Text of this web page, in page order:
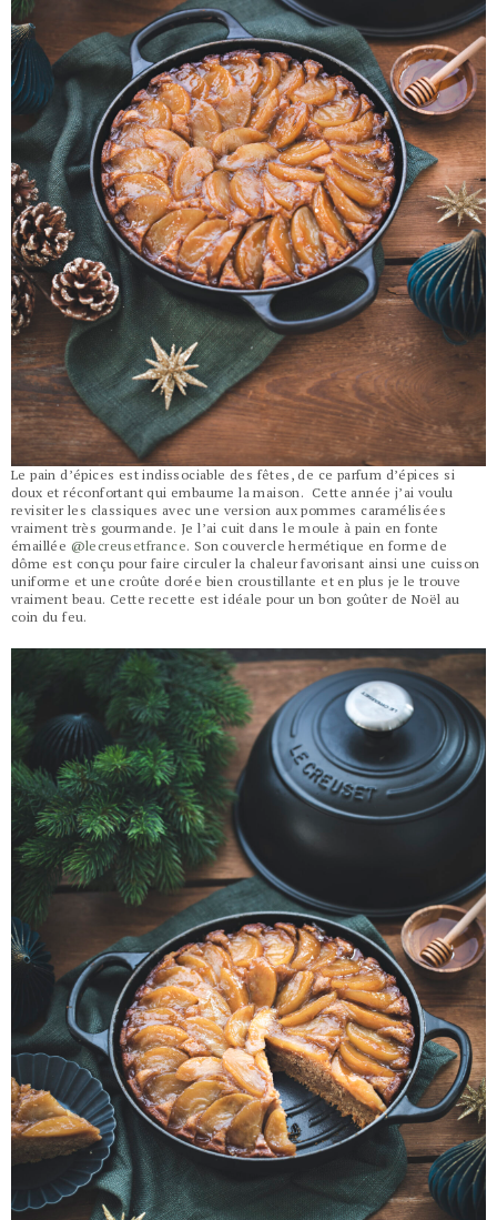
Le pain d’épices est indissociable des fêtes, de ce parfum d’épices si
doux et réconfortant qui embaume la maison. Cette année j’ai voulu
revisiter les classiques avec une version aux pommes caramélisées
vraiment très gourmande. Je l’ai cuit dans le moule à pain en fonte
émaillée @lecreusetfrance. Son couvercle hermétique en forme de
dôme est conçu pour faire circuler la chaleur favorisant ainsi une cuisson
uniforme et une croûte dorée bien croustillante et en plus je le trouve
vraiment beau. Cette recette est idéale pour un bon goûter de Noël au
coin du feu.